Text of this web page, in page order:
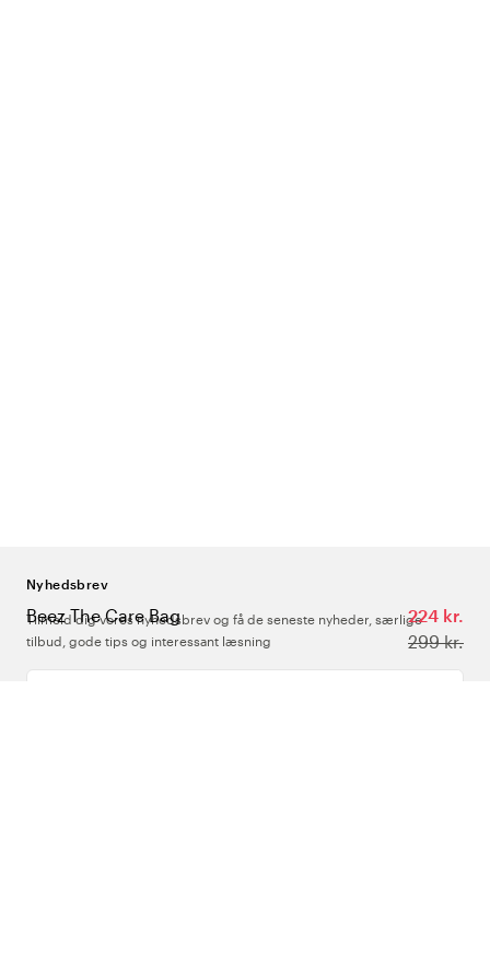
Beez The Care Bag
224 kr.
299 kr.
Nyhedsbrev
Tilmeld dig vores nyhedsbrev og få de seneste nyheder, særlige
tilbud, gode tips og interessant læsning
Indtast din e-mailadresse